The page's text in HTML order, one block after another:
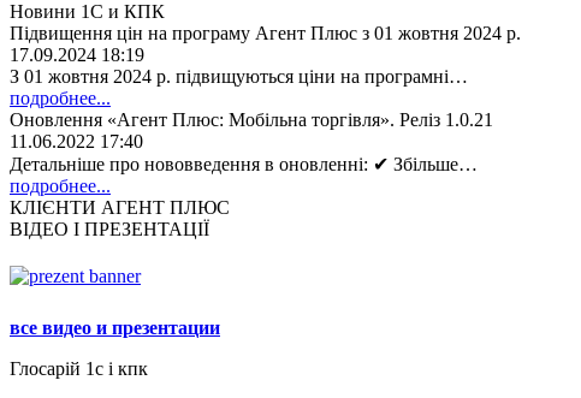
Новини 1С и КПК
Підвищення цін на програму Агент Плюс з 01 жовтня 2024 р.
17.09.2024 18:19
З 01 жовтня 2024 р. підвищуються ціни на програмні…
подробнее...
Оновлення «Агент Плюс: Мобільна торгівля». Реліз 1.0.21
11.06.2022 17:40
Детальніше про нововведення в оновленні: ✔ Збільше…
подробнее...
КЛІЄНТИ АГЕНТ ПЛЮС
ВІДЕО І ПРЕЗЕНТАЦІЇ
все видео и презентации
Глосарій 1с і кпк